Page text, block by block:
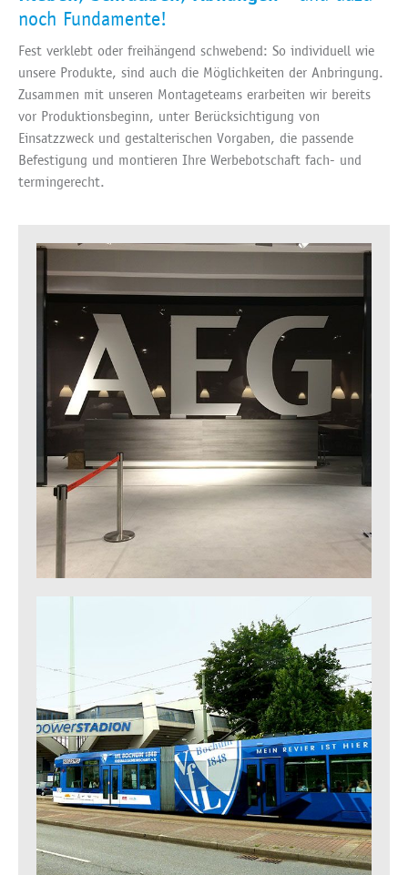
noch Fundamente!
Fest verklebt oder freihängend schwebend: So individuell wie
unsere Produkte, sind auch die Möglichkeiten der Anbringung.
Zusammen mit unseren Montageteams erarbeiten wir bereits
vor Produktionsbeginn, unter Berücksichtigung von
Einsatzzweck und gestalterischen Vorgaben, die passende
Befestigung und montieren Ihre Werbebotschaft fach- und
termingerecht.